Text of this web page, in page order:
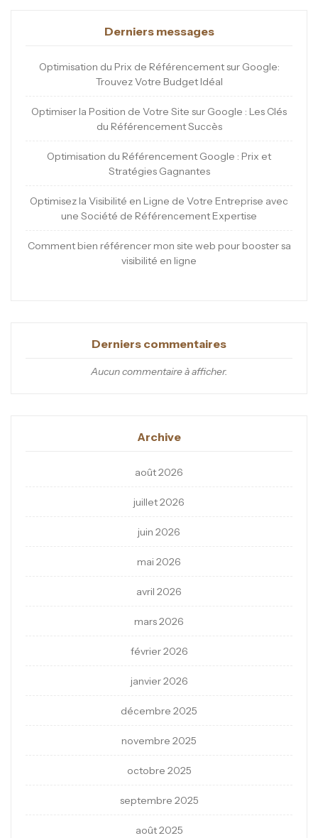
Derniers messages
Optimisation du Prix de Référencement sur Google:
Trouvez Votre Budget Idéal
Optimiser la Position de Votre Site sur Google : Les Clés
du Référencement Succès
Optimisation du Référencement Google : Prix et
Stratégies Gagnantes
Optimisez la Visibilité en Ligne de Votre Entreprise avec
une Société de Référencement Expertise
Comment bien référencer mon site web pour booster sa
visibilité en ligne
Derniers commentaires
Aucun commentaire à afficher.
Archive
août 2026
juillet 2026
juin 2026
mai 2026
avril 2026
mars 2026
février 2026
janvier 2026
décembre 2025
novembre 2025
octobre 2025
septembre 2025
août 2025